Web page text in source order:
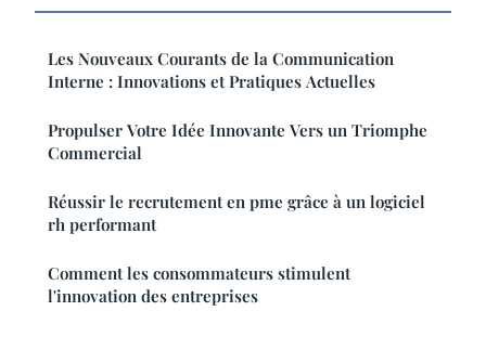
Les Nouveaux Courants de la Communication
Interne : Innovations et Pratiques Actuelles
Propulser Votre Idée Innovante Vers un Triomphe
Commercial
Réussir le recrutement en pme grâce à un logiciel
rh performant
Comment les consommateurs stimulent
l'innovation des entreprises